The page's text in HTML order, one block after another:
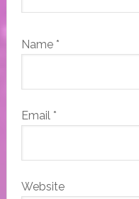
Name *
Email *
Website